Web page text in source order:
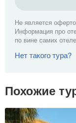
Не является
Информация про
по вине самих
Нет такого тура?
Похожие